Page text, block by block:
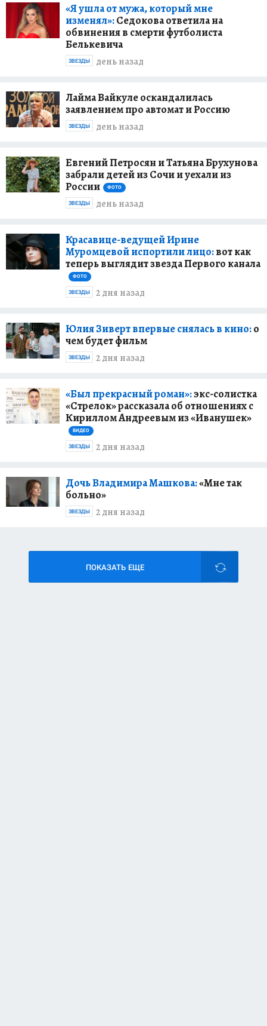
«Я ушла от мужа, который мне
изменял»:Седокова ответила на
обвинения в смерти футболиста
Белькевича
день назад
ЗВЕЗДЫ
Лайма Вайкуле оскандалилась
заявлением про автомат и Россию
день назад
ЗВЕЗДЫ
Евгений Петросян и Татьяна Брухунова
забрали детей из Сочи и уехали из
России
ФОТО
день назад
ЗВЕЗДЫ
Красавице-ведущей Ирине
Муромцевой испортили лицо:вот как
теперь выглядит звезда Первого канала
ФОТО
2 дня назад
ЗВЕЗДЫ
Юлия Зиверт впервые снялась в кино:о
чем будет фильм
2 дня назад
ЗВЕЗДЫ
«Был прекрасный роман»:экс-солистка
«Стрелок» рассказала об отношениях с
Кириллом Андреевым из «Иванушек»
ВИДЕО
2 дня назад
ЗВЕЗДЫ
Дочь Владимира Машкова:«Мне так
больно»
2 дня назад
ЗВЕЗДЫ
ПОКАЗАТЬ ЕЩЕ